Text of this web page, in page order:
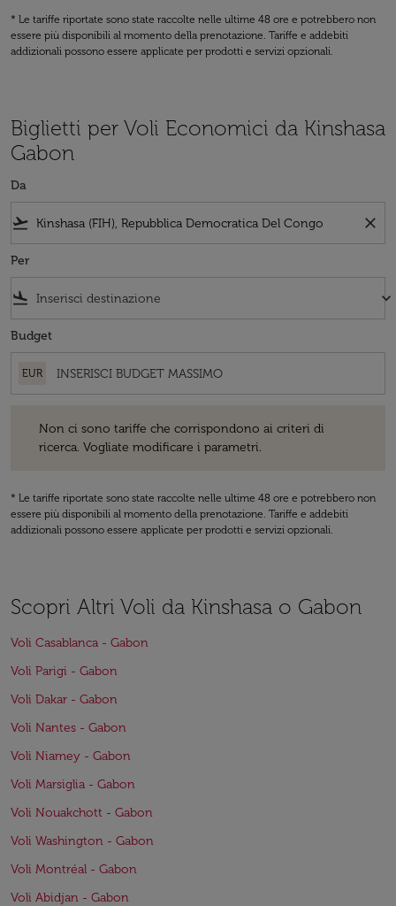
* Le tariffe riportate sono state raccolte nelle ultime 48 ore e potrebbero non
essere più disponibili al momento della prenotazione. Tariffe e addebiti
addizionali possono essere applicate per prodotti e servizi opzionali.
Biglietti per Voli Economici da Kinshasa
Gabon
Da
flight_takeoff close
Per
flight_land keyboard_arrow_down
Budget
EUR
Non ci sono tariffe che corrispondono ai criteri di
ricerca. Vogliate modificare i parametri.
* Le tariffe riportate sono state raccolte nelle ultime 48 ore e potrebbero non
essere più disponibili al momento della prenotazione. Tariffe e addebiti
addizionali possono essere applicate per prodotti e servizi opzionali.
Scopri Altri Voli da Kinshasa o Gabon
Voli Casablanca - Gabon
Voli Parigi - Gabon
Voli Dakar - Gabon
Voli Nantes - Gabon
Voli Niamey - Gabon
Voli Marsiglia - Gabon
Voli Nouakchott - Gabon
Voli Washington - Gabon
Voli Montréal - Gabon
Voli Abidjan - Gabon